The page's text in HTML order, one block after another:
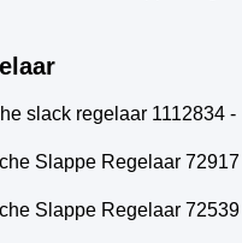
slack regelaar 1112834
Slappe Regelaar
Slappe Regelaar